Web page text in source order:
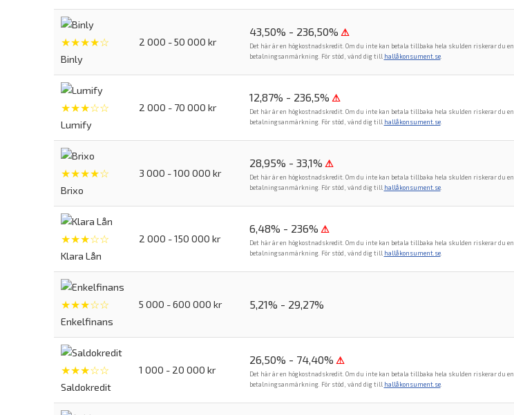
★★★★☆
Binly
2 000 - 50 000 kr
43,50% - 236,50% ⚠
Det här är en högkostnadskredit. Om du inte kan betala tillbaka hela skulden riskerar du en
betalningsanmärkning. För stöd, vänd dig till hallåkonsument.se.
★★★☆☆
Lumify
2 000 - 70 000 kr
12,87% - 236,5% ⚠
Det här är en högkostnadskredit. Om du inte kan betala tillbaka hela skulden riskerar du en
betalningsanmärkning. För stöd, vänd dig till hallåkonsument.se.
★★★★☆
Brixo
3 000 - 100 000 kr
28,95% - 33,1% ⚠
Det här är en högkostnadskredit. Om du inte kan betala tillbaka hela skulden riskerar du en
betalningsanmärkning. För stöd, vänd dig till hallåkonsument.se.
★★★☆☆
Klara Lån
2 000 - 150 000 kr
6,48% - 236% ⚠
Det här är en högkostnadskredit. Om du inte kan betala tillbaka hela skulden riskerar du en
betalningsanmärkning. För stöd, vänd dig till hallåkonsument.se.
★★★☆☆
Enkelfinans
5 000 - 600 000 kr 5,21% - 29,27%
★★★☆☆
Saldokredit
1 000 - 20 000 kr
26,50% - 74,40% ⚠
Det här är en högkostnadskredit. Om du inte kan betala tillbaka hela skulden riskerar du en
betalningsanmärkning. För stöd, vänd dig till hallåkonsument.se.